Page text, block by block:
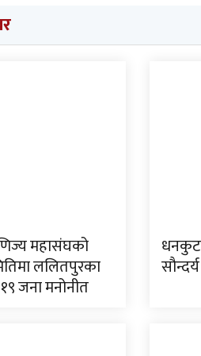
महासंघको
ललितपुरका
जना मनोनीत